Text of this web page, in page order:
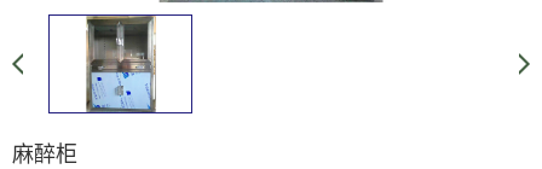
麻醉柜